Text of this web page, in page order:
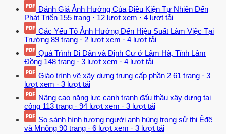
Đánh Giá Ảnh Hưởng Của Điều Kiện Tự Nhiên Đến
Phát Triển 155 trang · 12 lượt xem · 4 lượt tải
Các Yếu Tố Ảnh Hưởng Đến Hiệu Suất Làm Việc Tại
Trường 89 trang · 2 lượt xem · 4 lượt tải
Quá Trình Di Dân và Định Cư ở Lâm Hà, Tỉnh Lâm
Đồng 148 trang · 3 lượt xem · 4 lượt tải
Giáo trình vẽ xây dựng trung cấp phần 2 61 trang · 3
lượt xem · 3 lượt tải
Nâng cao năng lực cạnh tranh đấu thầu xây dựng tại
công 113 trang · 94 lượt xem · 3 lượt tải
So sánh hình tượng người anh hùng trong sử thi Êđê
và Mnông 90 trang · 6 lượt xem · 3 lượt tải